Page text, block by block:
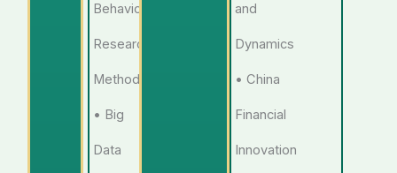
Behavioral
Research
Methods
• Big
Data
and
Dynamics
• China
Financial
Innovation